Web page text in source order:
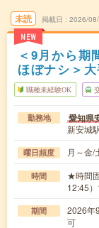
未読
NEW
掲載日 2026/
＜9月から期
ほぼナシ＞
職種未経験OK
勤務地 愛知県
新安城
曜日頻度 月～金/
時間
★時間
12:45
期間
2026年
可